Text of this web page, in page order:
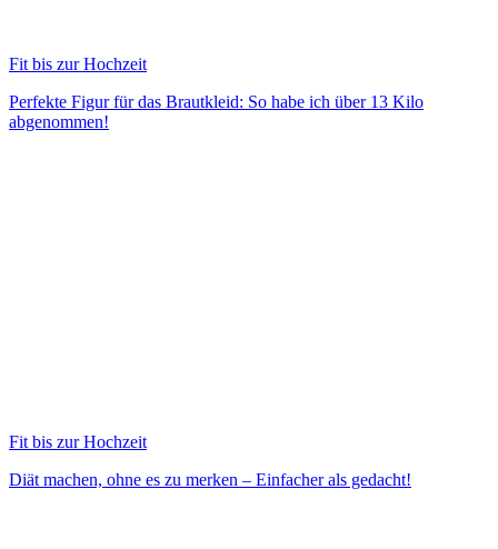
Fit bis zur Hochzeit
Perfekte Figur für das Brautkleid: So habe ich über 13 Kilo
abgenommen!
Fit bis zur Hochzeit
Diät machen, ohne es zu merken – Einfacher als gedacht!